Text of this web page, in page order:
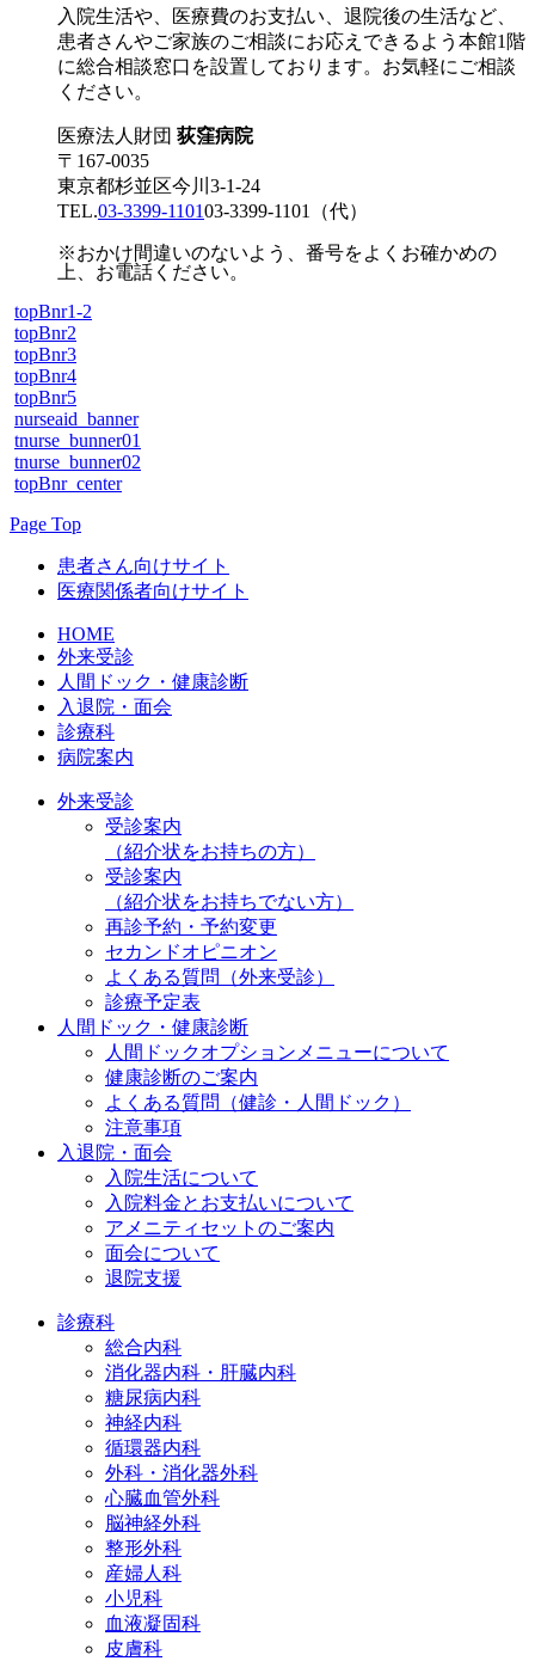
入院生活や、医療費のお支払い、退院後の生活など、
患者さんやご家族のご相談にお応えできるよう本館1階
に総合相談窓口を設置しております。お気軽にご相談
ください。
医療法人財団 荻窪病院
〒167-0035
東京都杉並区今川3-1-24
TEL.03-3399-110103-3399-1101 （代）
※おかけ間違いのないよう、番号をよくお確かめの
上、お電話ください。
topBnr1-2
topBnr2
topBnr3
topBnr4
topBnr5
nurseaid_banner
tnurse_bunner01
tnurse_bunner02
topBnr_center
Page Top
患者さん向けサイト
医療関係者向けサイト
HOME
外来受診
人間ドック・健康診断
入退院・面会
診療科
病院案内
外来受診
受診案内
（紹介状をお持ちの方）
受診案内
（紹介状をお持ちでない方）
再診予約・予約変更
セカンドオピニオン
よくある質問（外来受診）
診療予定表
人間ドック・健康診断
人間ドックオプションメニューについて
健康診断のご案内
よくある質問（健診・人間ドック）
注意事項
入退院・面会
入院生活について
入院料金とお支払いについて
アメニティセットのご案内
面会について
退院支援
診療科
総合内科
消化器内科・肝臓内科
糖尿病内科
神経内科
循環器内科
外科・消化器外科
心臓血管外科
脳神経外科
整形外科
産婦人科
小児科
血液凝固科
皮膚科